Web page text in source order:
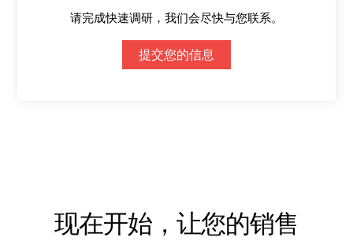
请完成快速调研，我们会尽快与您联系。
提交您的信息
现在开始，让您的销售